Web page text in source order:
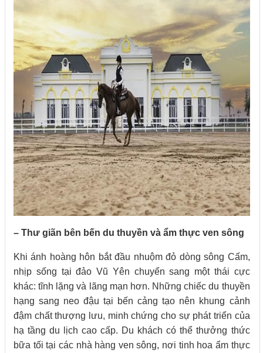
– Thư giãn bên bến du thuyền và ẩm thực ven sông
Khi ánh hoàng hôn bắt đầu nhuộm đỏ dòng sông Cấm,
nhịp sống tại đảo Vũ Yên chuyển sang một thái cực
khác: tĩnh lặng và lãng mạn hơn. Những chiếc du thuyền
hạng sang neo đậu tại bến cảng tạo nên khung cảnh
đậm chất thượng lưu, minh chứng cho sự phát triển của
hạ tầng du lịch cao cấp. Du khách có thể thưởng thức
bữa tối tại các nhà hàng ven sông, nơi tinh hoa ẩm thực